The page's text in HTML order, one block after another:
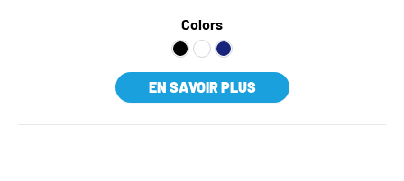
Colors
EN SAVOIR PLUS